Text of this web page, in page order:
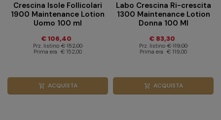
Crescina Isole Follicolari
1900 Maintenance Lotion
Uomo 100 ml
€ 106,40
Prz. listino € 152,00
Prima era € 152,00
shopping_cart ACQUISTA
Labo Crescina Ri-crescita
1300 Maintenance Lotion
Donna 100 Ml
€ 83,30
Prz. listino € 119,00
Prima era € 119,00
shopping_cart ACQUISTA